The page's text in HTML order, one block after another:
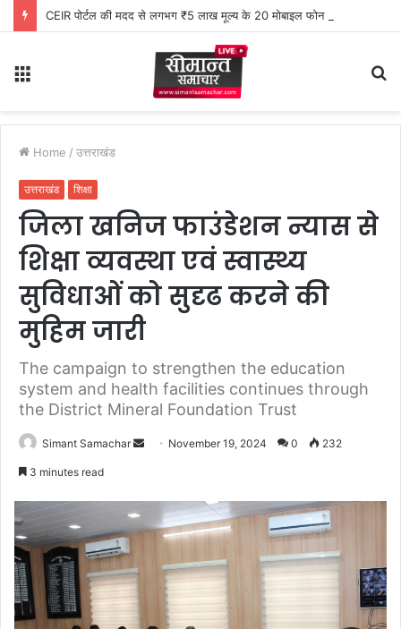
CEIR पोर्टल की मदद से लगभग ₹5 लाख मूल्य के 20 मोबाइल फोन बरामद
Home / उत्तराखंड
उत्तराखंड शिक्षा
जिला खनिज फाउंडेशन न्यास से
शिक्षा व्यवस्था एवं स्वास्थ्य
सुविधाओं को सुदृढ करने की
मुहिम जारी
The campaign to strengthen the education
system and health facilities continues through
the District Mineral Foundation Trust
Simant Samachar
a
November 19, 2024 0 232
3 minutes read